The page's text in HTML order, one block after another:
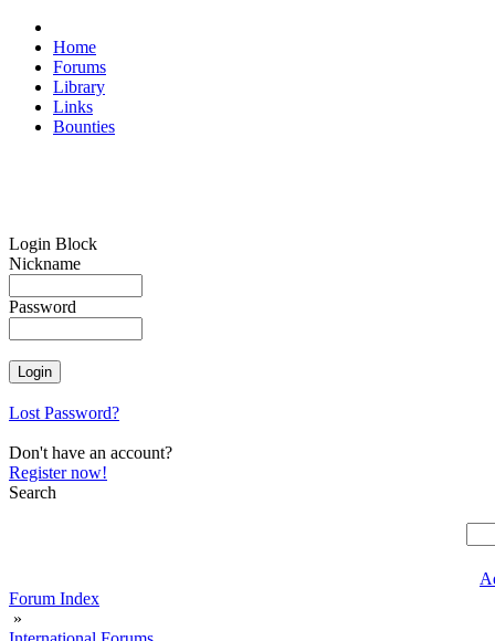
Home
Forums
Library
Links
Bounties
Login Block
Nickname
Password
Lost Password?
Don't have an account?
Register now!
Search
Forum Index
»